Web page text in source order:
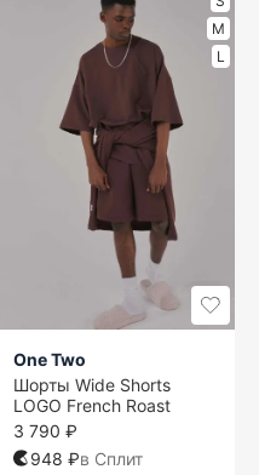
M
L
One Two
Шорты Wide Shorts
LOGO French Roast
3 790 ₽
948 ₽в Сплит